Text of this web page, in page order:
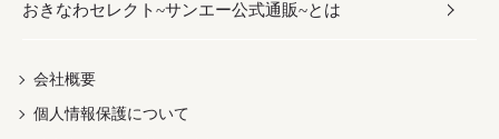
だし／スパイス／島唐辛子
おつまみ
紅芋
ドリンク
茶葉
ヘアケア
UVケア
レディース
沖縄ファッション
伝統工芸品
おきなわセレクト~サンエー公式通販~とは
会社概要
個人情報保護について